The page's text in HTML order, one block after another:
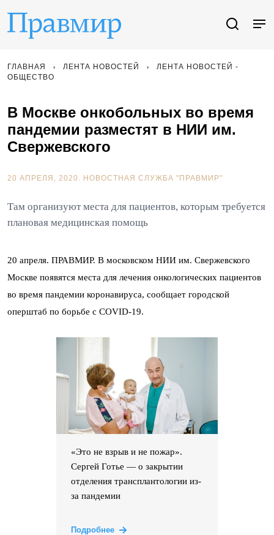
ГЛАВНАЯ ЛЕНТА НОВОСТЕЙ
ЛЕНТА НОВОСТЕЙ -
ОБЩЕСТВО
В Москве онкобольных во время
пандемии разместят в НИИ им.
Свержевского
20 АПРЕЛЯ, 2020. НОВОСТНАЯ СЛУЖБА "ПРАВМИР"
Там организуют места для пациентов, которым требуется
плановая медицинская помощь
20 апреля. ПРАВМИР. В московском НИИ им. Свержевского
Москве появятся места для лечения онкологических пациентов
во время пандемии коронавируса, сообщает городской
оперштаб по борьбе с COVID-19.
«Это не взрыв и не пожар».
Сергей Готье — о закрытии
отделения трансплантологии из-
за пандемии
Подробнее